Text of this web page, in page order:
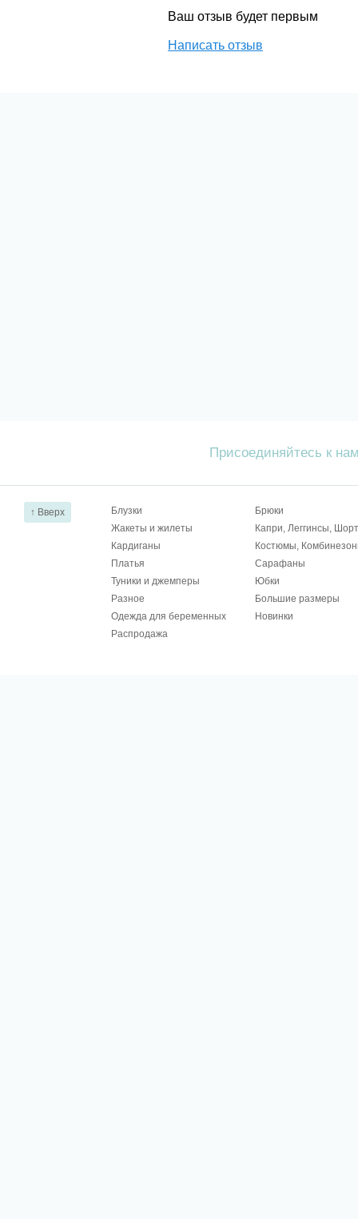
Ваш отзыв будет первым
Написать отзыв
Присоединяйтесь к
↑ Вверх Блузки
Брюки
Жакеты и жилеты
Капри, Леггинсы,
Кардиганы
Костюмы,
Платья
Сарафаны
Туники и джемперы
Юбки
Разное
Большие размеры
Одежда для беременных
Новинки
Распродажа